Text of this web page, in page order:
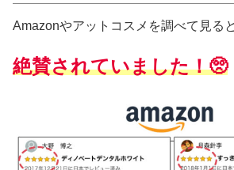
Amazonやアットコスメを調べて見る
絶賛されていました！🥺